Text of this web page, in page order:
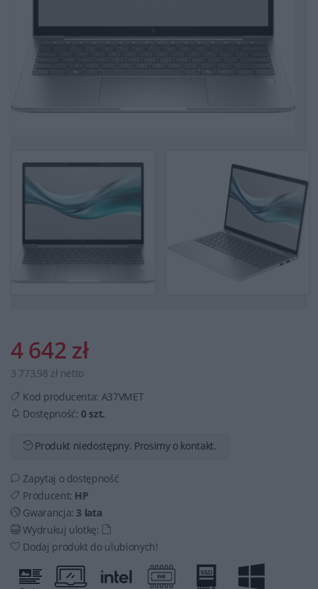
4 642 zł
3 773,98 zł netto
Kod producenta: A37VMET
Dostępność:0 szt.
Produkt niedostępny. Prosimy o kontakt.
Zapytaj o dostępność
Producent: HP
Gwarancja:3 lata
Wydrukuj ulotkę:
Dodaj produkt do ulubionych!